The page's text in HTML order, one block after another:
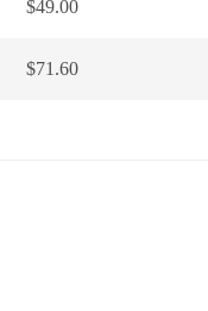
$49.00
$71.60